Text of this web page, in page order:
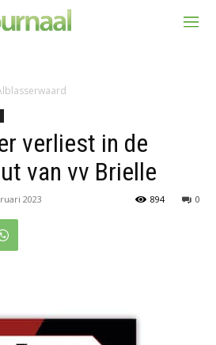
verliest in de
van vv Brielle
2023 0
894